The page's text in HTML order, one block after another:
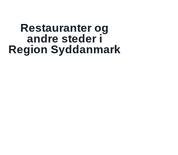
Restauranter og
andre steder i
Region Syddanmark